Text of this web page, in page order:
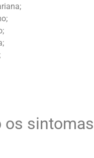
os